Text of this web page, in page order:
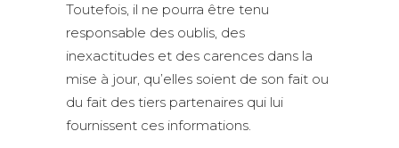
Toutefois, il ne pourra être tenu
responsable des oublis, des
inexactitudes et des carences dans la
mise à jour, qu’elles soient de son fait ou
du fait des tiers partenaires qui lui
fournissent ces informations.